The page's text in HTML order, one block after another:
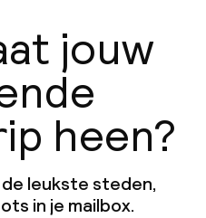
jouw
heen?
leukste steden,
in je mailbox.